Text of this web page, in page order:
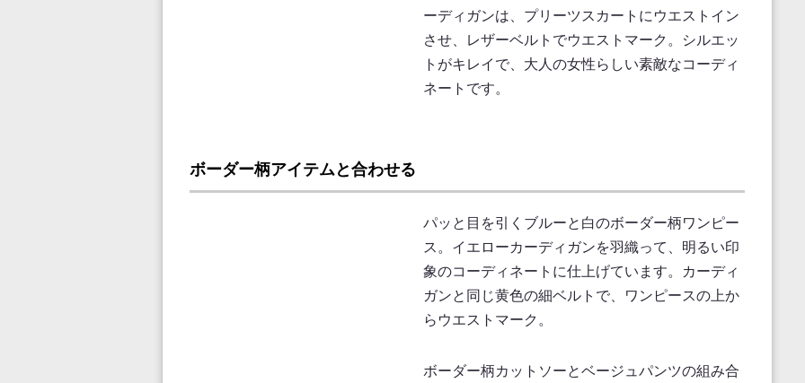
ーディガンは、プリーツスカートにウエストイン
させ、レザーベルトでウエストマーク。シルエッ
トがキレイで、大人の女性らしい素敵なコーディ
ネートです。
ボーダー柄アイテムと合わせる
パッと目を引くブルーと白のボーダー柄ワンピー
ス。イエローカーディガンを羽織って、明るい印
象のコーディネートに仕上げています。カーディ
ガンと同じ黄色の細ベルトで、ワンピースの上か
らウエストマーク。
ボーダー柄カットソーとベージュパンツの組み合